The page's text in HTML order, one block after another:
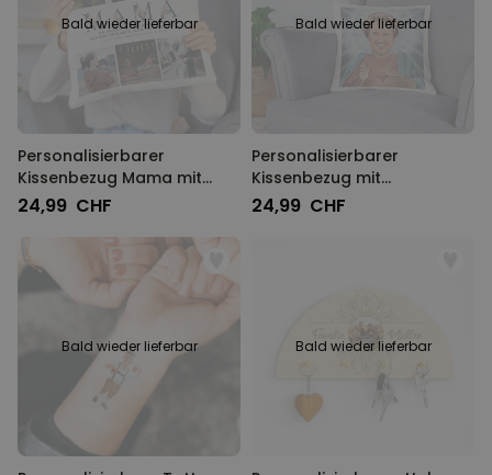
Bald wieder lieferbar
Personalisierbarer
Kissenbezug Mama mit
Fotos und Text
24,99 CHF
Bald wieder lieferbar
Personalisierbarer
Kissenbezug mit
Heiligenschein und Gesicht
24,99 CHF
Bald wieder lieferbar Bald wieder lieferbar